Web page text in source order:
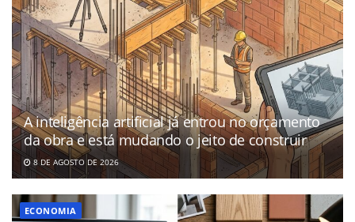
A inteligência artificial já entrou no orçamento
da obra e está mudando o jeito de construir
8 DE AGOSTO DE 2026
ECONOMIA